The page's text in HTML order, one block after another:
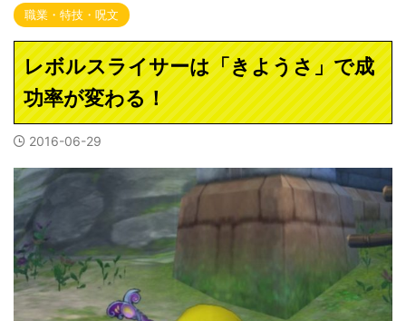
職業・特技・呪文
レボルスライサーは「きようさ」で成
功率が変わる！
2016-06-29